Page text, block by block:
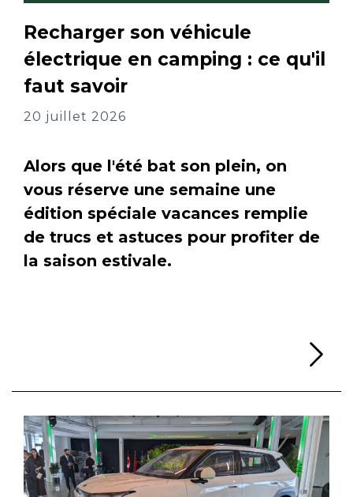
Recharger son véhicule
électrique en camping : ce qu'il
faut savoir
20 juillet 2026
Alors que l'été bat son plein, on
vous réserve une semaine une
édition spéciale vacances remplie
de trucs et astuces pour profiter de
la saison estivale.